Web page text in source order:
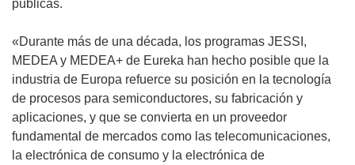
públicas.
«Durante más de una década, los programas JESSI,
MEDEA y MEDEA+ de Eureka han hecho posible que la
industria de Europa refuerce su posición en la tecnología
de procesos para semiconductores, su fabricación y
aplicaciones, y que se convierta en un proveedor
fundamental de mercados como las telecomunicaciones,
la electrónica de consumo y la electrónica de